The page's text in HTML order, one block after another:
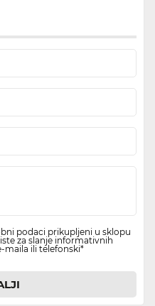
podaci prikupljeni u sklopu
za slanje informativnih
maila ili telefonski*